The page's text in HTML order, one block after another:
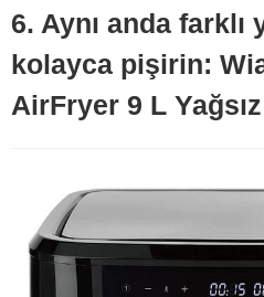
6. Aynı anda farklı
kolayca pişirin:
AirFryer 9 L